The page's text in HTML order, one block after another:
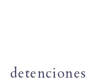
detenciones